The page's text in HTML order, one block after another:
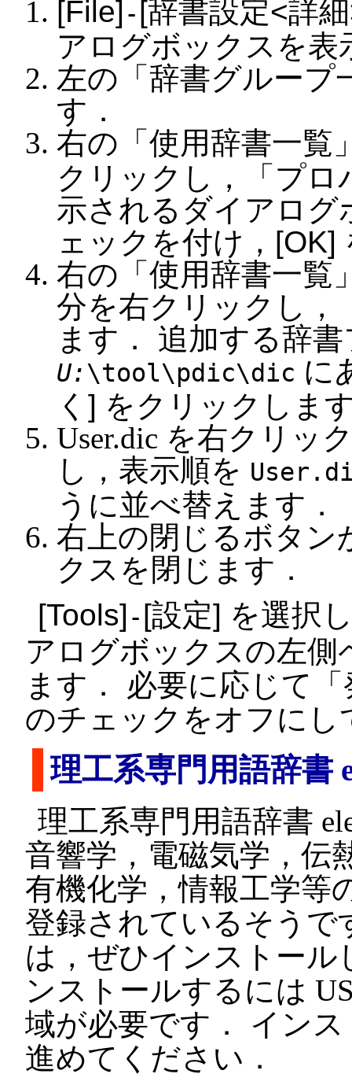
File - 辞書設定<詳
アログボックスを表
左の「辞書グループ
す．
右の「使用辞書一覧
クリックし，「プロ
示されるダイアログ
ェックを付け，
OK
右の「使用辞書一覧
分を右クリックし，
ます． 追加する辞
U:\tool\pdic\dic に
く
をクリックしま
User.dic を右クリッ
し，表示順を
うに並べ替えます．
右上の閉じるボタン
クスを閉じます．
Tools - 設定
を選択
アログボックスの左側
ます． 必要に応じて
のチェックをオフに
理工系専門用語辞書
理工系専門用語辞書
音響学，電磁気学，伝
有機化学，情報工学等
登録されているそうで
は，ぜひインストール
ンストールするには
域が必要です． イン
進めてください．